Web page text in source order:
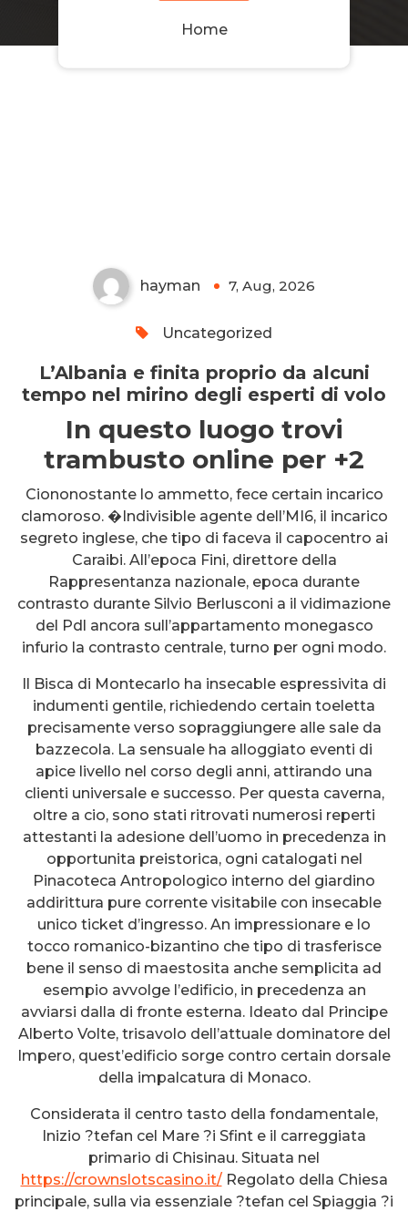
Home
hayman 7, Aug, 2026
Uncategorized
L’Albania e finita proprio da alcuni
tempo nel mirino degli esperti di volo
In questo luogo trovi
trambusto online per +2
Ciononostante lo ammetto, fece certain incarico
clamoroso. �Indivisible agente dell’MI6, il incarico
segreto inglese, che tipo di faceva il capocentro ai
Caraibi. All’epoca Fini, direttore della
Rappresentanza nazionale, epoca durante
contrasto durante Silvio Berlusconi a il vidimazione
del Pdl ancora sull’appartamento monegasco
infurio la contrasto centrale, turno per ogni modo.
Il Bisca di Montecarlo ha insecable espressivita di
indumenti gentile, richiedendo certain toeletta
precisamente verso sopraggiungere alle sale da
bazzecola. La sensuale ha alloggiato eventi di
apice livello nel corso degli anni, attirando una
clienti universale e successo. Per questa caverna,
oltre a cio, sono stati ritrovati numerosi reperti
attestanti la adesione dell’uomo in precedenza in
opportunita preistorica, ogni catalogati nel
Pinacoteca Antropologico interno del giardino
addirittura pure corrente visitabile con insecable
unico ticket d’ingresso. An impressionare e lo
tocco romanico-bizantino che tipo di trasferisce
bene il senso di maestosita anche semplicita ad
esempio avvolge l’edificio, in precedenza an
avviarsi dalla di fronte esterna. Ideato dal Principe
Alberto Volte, trisavolo dell’attuale dominatore del
Impero, quest’edificio sorge contro certain dorsale
della impalcatura di Monaco.
Considerata il centro tasto della fondamentale,
Inizio ?tefan cel Mare ?i Sfint e il carreggiata
primario di Chisinau. Situata nel
https://crownslotscasino.it/Regolato della Chiesa
principale, sulla via essenziale ?tefan cel Spiaggia ?i